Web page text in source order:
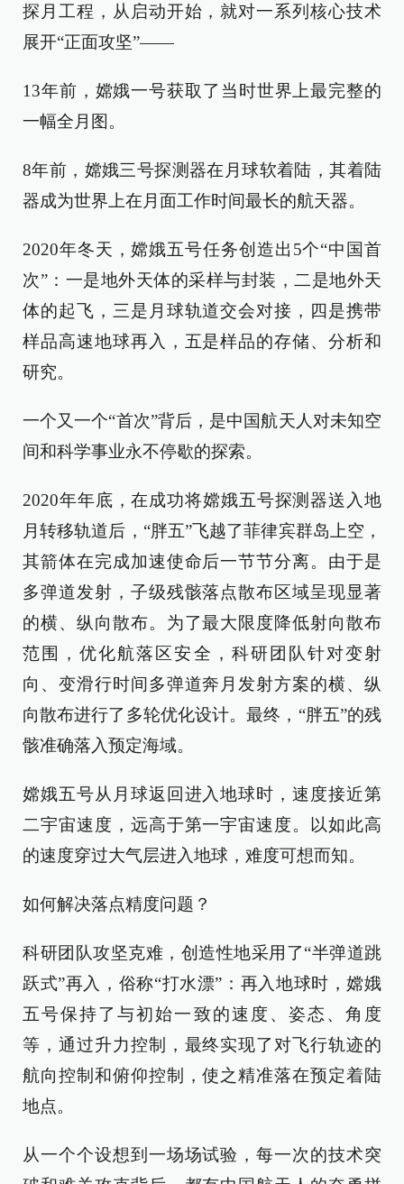
探月工程，从启动开始，就对一系列核心技术
展开“正面攻坚”——
13年前，嫦娥一号获取了当时世界上最完整的
一幅全月图。
8年前，嫦娥三号探测器在月球软着陆，其着陆
器成为世界上在月面工作时间最长的航天器。
2020年冬天，嫦娥五号任务创造出5个“中国首
次”：一是地外天体的采样与封装，二是地外天
体的起飞，三是月球轨道交会对接，四是携带
样品高速地球再入，五是样品的存储、分析和
研究。
一个又一个“首次”背后，是中国航天人对未知空
间和科学事业永不停歇的探索。
2020年年底，在成功将嫦娥五号探测器送入地
月转移轨道后，“胖五”飞越了菲律宾群岛上空，
其箭体在完成加速使命后一节节分离。由于是
多弹道发射，子级残骸落点散布区域呈现显著
的横、纵向散布。为了最大限度降低射向散布
范围，优化航落区安全，科研团队针对变射
向、变滑行时间多弹道奔月发射方案的横、纵
向散布进行了多轮优化设计。最终，“胖五”的残
骸准确落入预定海域。
嫦娥五号从月球返回进入地球时，速度接近第
二宇宙速度，远高于第一宇宙速度。以如此高
的速度穿过大气层进入地球，难度可想而知。
如何解决落点精度问题？
科研团队攻坚克难，创造性地采用了“半弹道跳
跃式”再入，俗称“打水漂”：再入地球时，嫦娥
五号保持了与初始一致的速度、姿态、角度
等，通过升力控制，最终实现了对飞行轨迹的
航向控制和俯仰控制，使之精准落在预定着陆
地点。
从一个个设想到一场场试验，每一次的技术突